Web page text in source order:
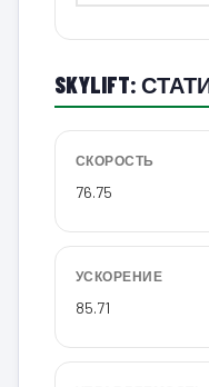
SKYLIFT:
СКОРОСТЬ
76.75
УСКОРЕНИЕ
85.71